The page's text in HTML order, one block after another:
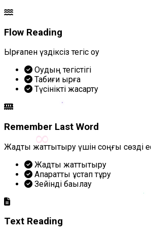
∞
Flow Reading
Ырғақпен үздіксіз тегіс оқу
Оқудың тегістігі
Табиғи ырғақ
Түсінікті жақсарту
Remember Last Word
Жадты жаттықтыру үшін соңғы сөзді
Жадты жаттықтыру
Ақпаратты ұстап тұру
Зейінді бақылау
Text Reading